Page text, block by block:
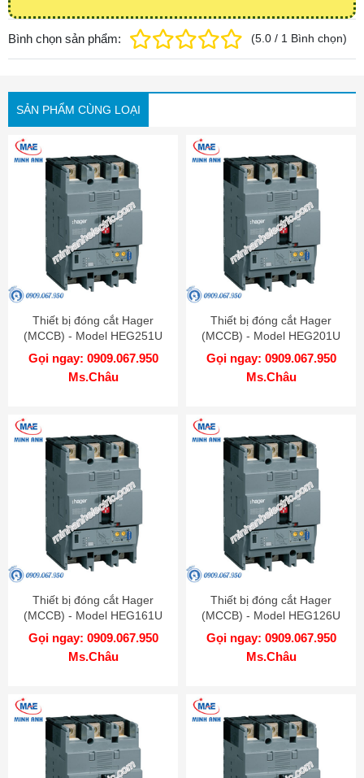
Bình chọn sản phẩm: (5.0 / 1 Bình chọn)
SẢN PHẨM CÙNG LOẠI
Thiết bị đóng cắt Hager
(MCCB) - Model HEG251U
Gọi ngay: 0909.067.950
Ms.Châu
Thiết bị đóng cắt Hager
(MCCB) - Model HEG201U
Gọi ngay: 0909.067.950
Ms.Châu
Thiết bị đóng cắt Hager
(MCCB) - Model HEG161U
Gọi ngay: 0909.067.950
Ms.Châu
Thiết bị đóng cắt Hager
(MCCB) - Model HEG126U
Gọi ngay: 0909.067.950
Ms.Châu